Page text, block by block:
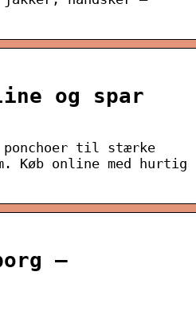
og spar
til stærke
online med hurtig
–